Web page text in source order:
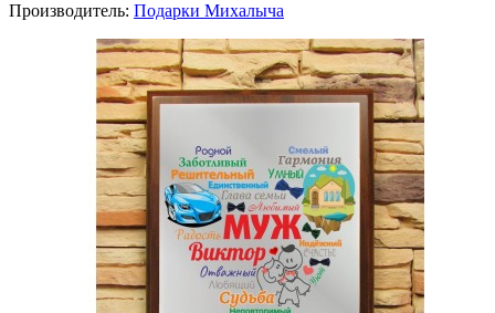
Производитель: Подарки Михалыча